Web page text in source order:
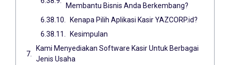
Membantu Bisnis Anda Berkembang?
Kenapa Pilih Aplikasi Kasir YAZCORP.id?
Kesimpulan
Kami Menyediakan Software Kasir Untuk Berbagai
Jenis Usaha